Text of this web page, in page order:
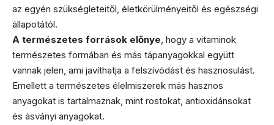
az egyén szükségleteitől, életkörülményeitől és egészségi
állapotától.
A természetes források előnye, hogy a vitaminok
természetes formában és más tápanyagokkal együtt
vannak jelen, ami javíthatja a felszívódást és hasznosulást.
Emellett a természetes élelmiszerek más hasznos
anyagokat is tartalmaznak, mint rostokat, antioxidánsokat
és ásványi anyagokat.